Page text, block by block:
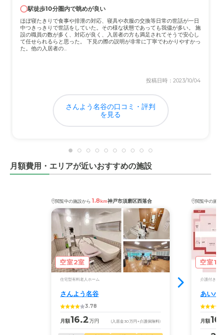
介護医療サービスについて
足が悪い入居者でしたが いつもそれに配慮してくれてい
ました。感謝しかありませんでした
りませんでしたし不満は特にありませんでした
料金費用について
安いものではありませんでしたが、日々の介護から解放さ
駅徒歩10分圏内で眺めが良い
ほぼ寝たきりで食事や排泄の対応、寝具や衣服の交換等日常の世話が一日
中つきっきりで世話をしていた。その様な状態であっても我儘が多い。 施
設の職員の数が多く、対応が良く、入居者の方も満足されてそうで安心し
て任せられるらと思った。 下見の際の説明が非常に丁寧でわかりやすかっ
た。他の入居者の...
投稿日時：2023/10/04
さんよう名谷の口コミ・評判
を見る
月額費用・エリアが近いおすすめの施設
閲覧中の施設から 1.8km神戸市須磨区西落合
空室2室
住宅型有料老人ホーム
さんよう名谷
3.78
月額16.2万円 (入居金30万円 +介護保険料)
閲覧中の施
空室1
介護付き有
あい
月額